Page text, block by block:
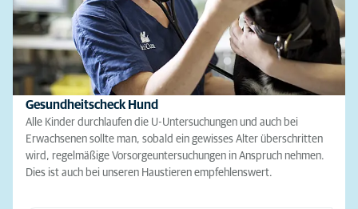
Gesundheitscheck Hund
Alle Kinder durchlaufen die U-Untersuchungen und auch bei
Erwachsenen sollte man, sobald ein gewisses Alter überschritten
wird, regelmäßige Vorsorgeuntersuchungen in Anspruch nehmen.
Dies ist auch bei unseren Haustieren empfehlenswert.